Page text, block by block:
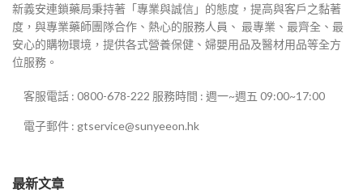
新義安連鎖藥局秉持著「專業與誠信」的態度，提高與客戶之黏著
度，與專業藥師團隊合作、熱心的服務人員、 最專業、最齊全、最
安心的購物環境，提供各式營養保健、婦嬰用品及醫材用品等全方
位服務。
客服電話 : 0800-678-222 服務時間 : 週一~週五 09:00~17:00
電子郵件 : gtservice@sunyeeon.hk
最新文章